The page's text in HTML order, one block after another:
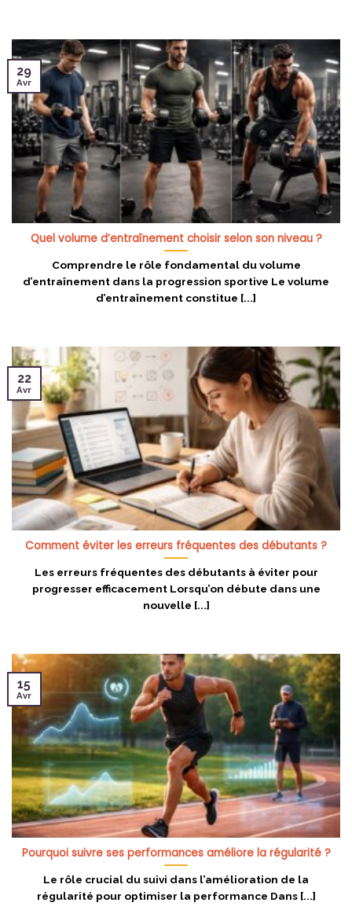
Quel volume d’entraînement choisir selon son niveau ?
Comprendre le rôle fondamental du volume
d’entraînement dans la progression sportive Le volume
d’entraînement constitue [...]
29
Avr
Comment éviter les erreurs fréquentes des débutants ?
Les erreurs fréquentes des débutants à éviter pour
progresser efficacement Lorsqu’on débute dans une
nouvelle [...]
22
Avr
Pourquoi suivre ses performances améliore la régularité ?
Le rôle crucial du suivi dans l’amélioration de la
régularité pour optimiser la performance Dans [...]
15
Avr